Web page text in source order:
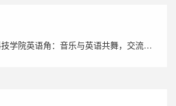
广州工商学院联合科技学院英语角：音乐与英语共舞，交流与成长同行